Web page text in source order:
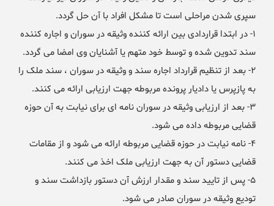
سپری شدن مراحلی است تا مشکل افراد با آن حل گردد.
۱- در ابتدا قراردادی بین ارائه کننده وثیقه در سوران و اجاره کننده
سند تدوین شده و توسط خود متهم یا آشنایان وی امضا می گردد.
۲- بعد از تنظیم قرارداد اجاره سند و وثیقه در سوران ، سند ملک را
به پازپرس یا دادیار پرونده مربوطه جهت ارزیابی ارائه می کنند.
۳- بعد از ارزیابی وثیقه در سوران نامه ای برای نیابت به آن حوزه
قضایی مربوطه داده می شود.
۴- نامه نیابت در حوزه قضایی مربوطه ارائه می شود و از مقامات
قضایی دستور آن به جهت ارزیابی ملک اخذ می کنند.
۵- پس از تایید سند و مقدار ارزش آن دستور بازداشت سند و
تودیع وثیقه در سوران صادر می شود.